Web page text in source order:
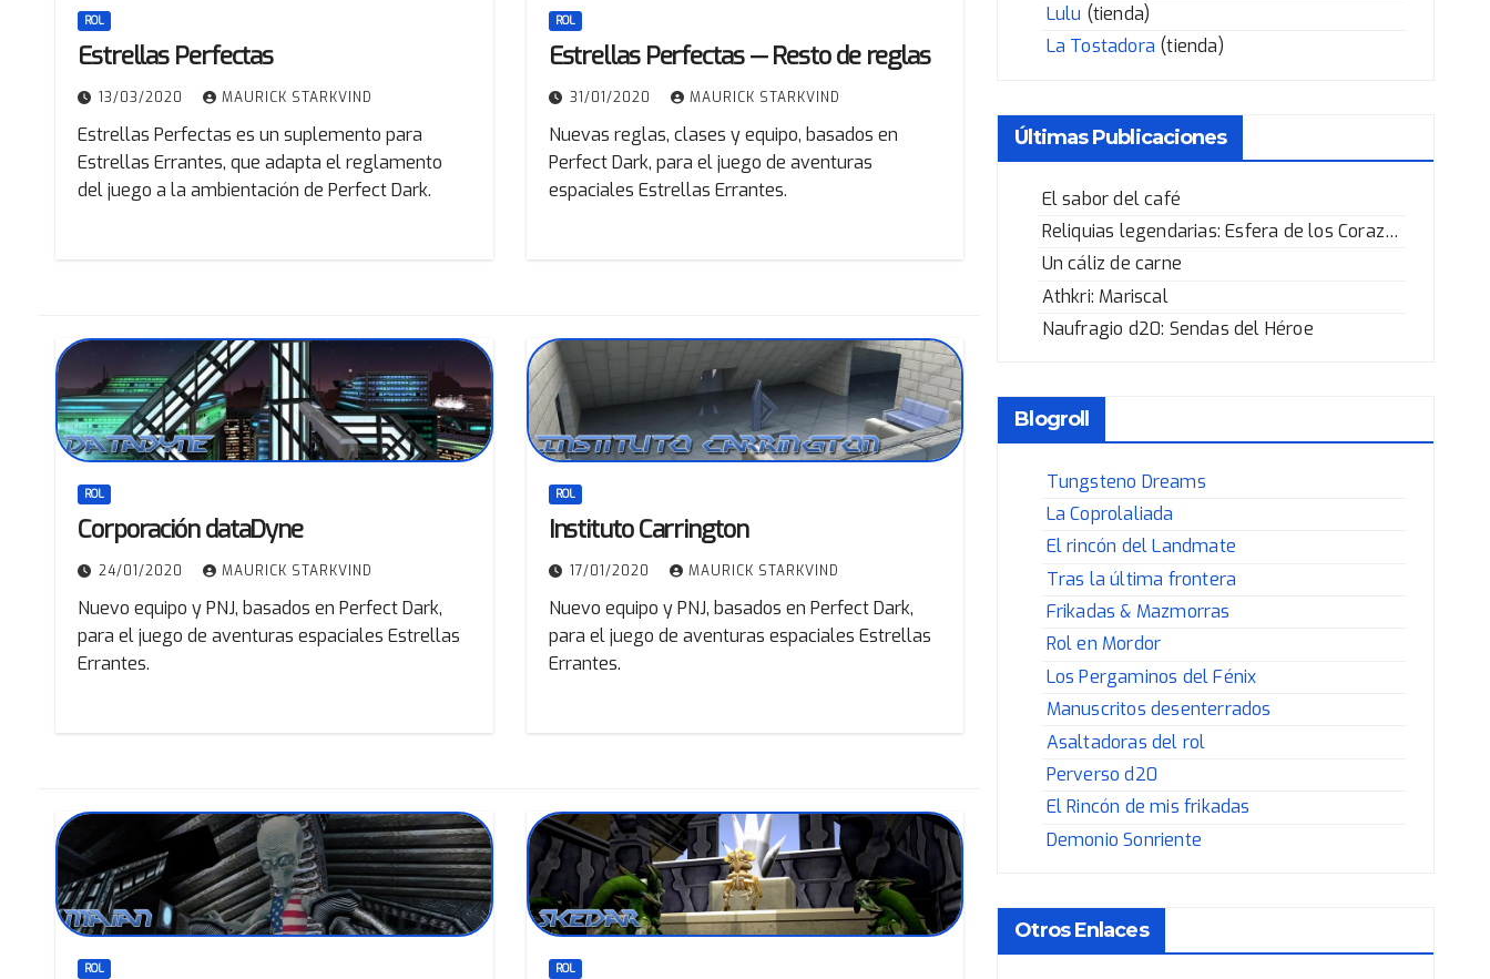
ROL
Estrellas Perfectas
13/03/2020 MAURICK STARKVIND
Estrellas Perfectas es un suplemento para
Estrellas Errantes, que adapta el reglamento
del juego a la ambientación de Perfect Dark.
ROL
Estrellas Perfectas — Resto de reglas
31/01/2020 MAURICK STARKVIND
Nuevas reglas, clases y equipo, basados en
Perfect Dark, para el juego de aventuras
espaciales Estrellas Errantes.
ROL
Corporación dataDyne
24/01/2020 MAURICK STARKVIND
Nuevo equipo y PNJ, basados en Perfect Dark,
para el juego de aventuras espaciales Estrellas
Errantes.
ROL
Instituto Carrington
17/01/2020 MAURICK STARKVIND
Nuevo equipo y PNJ, basados en Perfect Dark,
para el juego de aventuras espaciales Estrellas
Errantes.
ROL ROL
Lulu (tienda)
La Tostadora (tienda)
Últimas Publicaciones
El sabor del café
Reliquias legendarias: Esfera de los Corazones Rotos
Un cáliz de carne
Athkri: Mariscal
Naufragio d20: Sendas del Héroe
Blogroll
Tungsteno Dreams
La Coprolaliada
El rincón del Landmate
Tras la última frontera
Frikadas & Mazmorras
Rol en Mordor
Los Pergaminos del Fénix
Manuscritos desenterrados
Asaltadoras del rol
Perverso d20
El Rincón de mis frikadas
Demonio Sonriente
Otros Enlaces